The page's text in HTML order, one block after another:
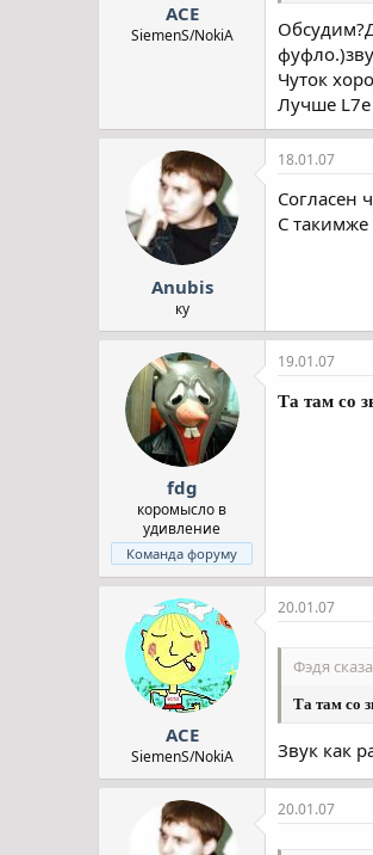
ACE
SiemenS/NokiA
Чуток
Лучше L7e
Anubis
ку
18.01.07
Согласен
С
fdg
коромысло в
удивление
Команда форуму
19.01.07
Та там со
ACE
SiemenS/NokiA
20.01.07
Фэдя
Та там со
Звук как
20.01.07